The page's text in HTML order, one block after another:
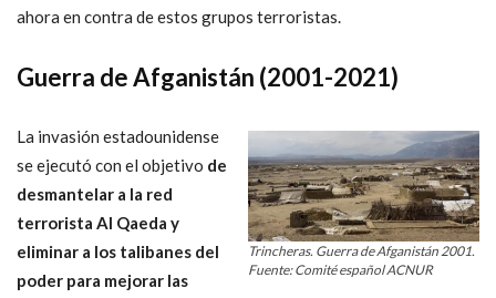
ahora en contra de estos grupos terroristas.
Guerra de Afganistán (2001-2021)
Trincheras. Guerra de Afganistán 2001.
Fuente: Comité español ACNUR
La invasión estadounidense
se ejecutó con el objetivo de
desmantelar a la red
terrorista Al Qaeda y
eliminar a los talibanes del
poder para mejorar las